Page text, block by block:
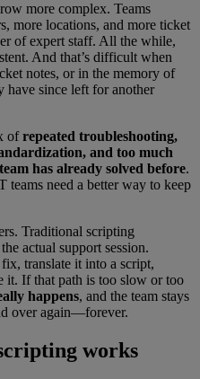
more complex. Teams
more locations, and more ticket
of expert staff. All the while,
And that’s difficult when
notes, or in the memory of
have since left for another
ofrepeated troubleshooting,
and too much
has already solved before.
teams need a better way to keep
Traditional scripting
actual support session.
translate it into a script,
it. If that path is too slow or too
happens, and the team stays
over again—forever.
works